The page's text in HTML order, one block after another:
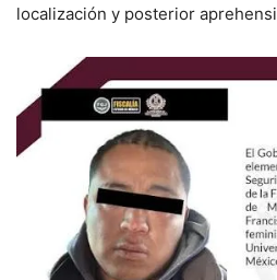
localización y posterior